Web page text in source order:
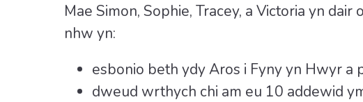
Mae Simon, Sophie, Tracey, a Victoria yn
nhw yn:
esbonio beth ydy Aros i Fyny yn Hwyr a
dweud wrthych chi am eu 10 addewid